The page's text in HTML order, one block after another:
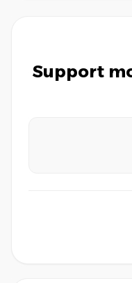
support moteur Nissan note